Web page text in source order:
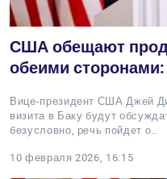
США обещают
обеими
Вице-президент США Джей
визита в Баку будут
безусловно, речь пойдет о…
10 февраля 2026, 16:15